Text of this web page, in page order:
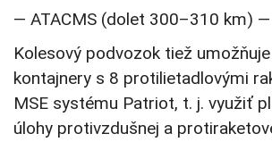
— ATACMS (dolet 300–310 km) —
Kolesový podvozok tiež
kontajnery s 8 protilietadlovými
MSE systému Patriot, t. j. využiť
úlohy protivzdušnej a